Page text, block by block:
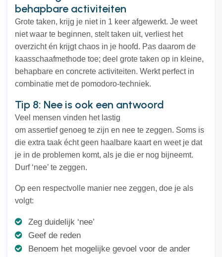
behapbare activiteiten
Grote taken, krijg je niet in 1 keer afgewerkt. Je weet
niet waar te beginnen, stelt taken uit, verliest het
overzicht én krijgt chaos in je hoofd. Pas daarom de
kaasschaafmethode toe; deel grote taken op in kleine,
behapbare en concrete activiteiten. Werkt perfect in
combinatie met de pomodoro-techniek.
Tip 8: Nee is ook een antwoord
Veel mensen vinden het lastig
om assertief genoeg te zijn en nee te zeggen. Soms is
die extra taak écht geen haalbare kaart en weet je dat
je in de problemen komt, als je die er nog bijneemt.
Durf ‘nee’ te zeggen.
Op een respectvolle manier nee zeggen, doe je als
volgt:
Zeg duidelijk ‘nee’
Geef de reden
Benoem het mogelijke gevoel voor de ander